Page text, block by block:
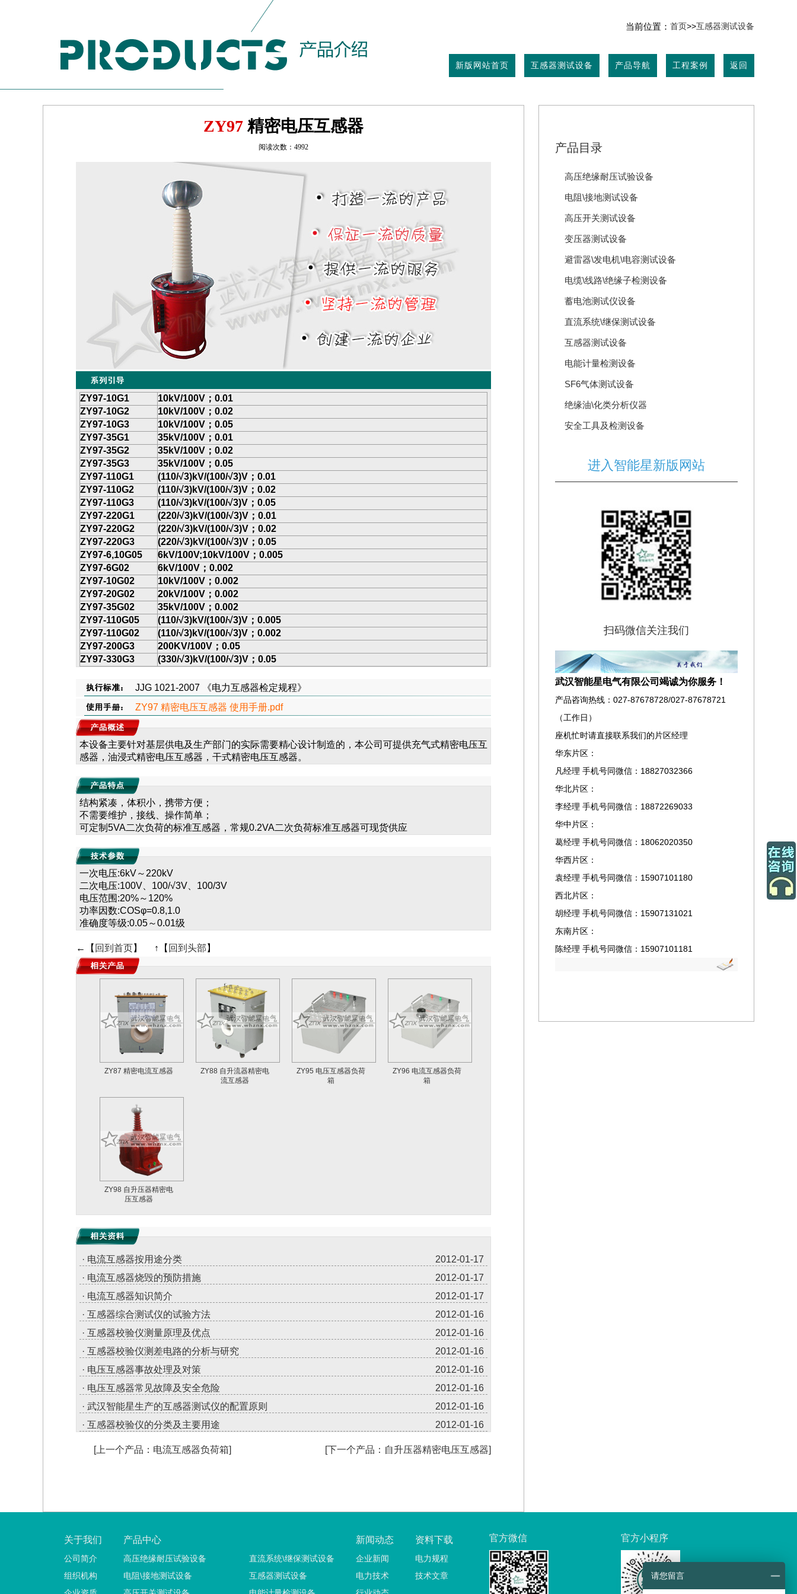
当前位置： 首页>>互感器测试设备
新版网站首页 互感器测试设备 产品导航 工程案例 返回
ZY97精密电压互感器
阅读次数：4992
ZY97-10G1 10kV/100V； 0.01
ZY97-10G2
10kV/100V； 0.02
ZY97-10G3
10kV/100V； 0.05
ZY97-35G1
35kV/100V； 0.01
ZY97-35G2
35kV/100V； 0.02
ZY97-35G3
35kV/100V； 0.05
ZY97-110G1
(110/√3)kV/(100/√3)V；0.01
ZY97-110G2
(110/√3)kV/(100/√3)V；0.02
ZY97-110G3
(110/√3)kV/(100/√3)V；0.05
ZY97-220G1
(220/√3)kV/(100/√3)V；0.01
ZY97-220G2
(220/√3)kV/(100/√3)V；0.02
ZY97-220G3
(220/√3)kV/(100/√3)V；0.05
ZY97-6,10G05
6kV/100V;10kV/100V； 0.005
ZY97-6G02
6kV/100V； 0.002
ZY97-10G02
10kV/100V； 0.002
ZY97-20G02
20kV/100V； 0.002
ZY97-35G02
35kV/100V； 0.002
ZY97-110G05
(110/√3)kV/(100/√3)V；0.005
ZY97-110G02
(110/√3)kV/(100/√3)V；0.002
ZY97-200G3
200KV/100V； 0.05
ZY97-330G3
(330/√3)kV/(100/√3)V；0.05
JJG 1021-2007 《电力互感器检定规程》
ZY97 精密电压互感器 使用手册.pdf
本设备主要针对基层供电及生产部门的实际需要精心设计制造的，本公司可提供充气式精密电压互
感器，油浸式精密电压互感器，干式精密电压互感器。
结构紧凑，体积小，携带方便；
不需要维护，接线、操作简单；
可定制5VA二次负荷的标准互感器，常规0.2VA二次负荷标准互感器可现货供应
一次电压:6kV～220kV
二次电压:100V、100/√3V、100/3V
电压范围:20%～120%
功率因数:COSφ=0.8,1.0
准确度等级:0.05～0.01级
←【 回到首页】 ↑【 回到头部 】
ZY87 精密电流互感器
ZY88 自升流器精密电
流互感器
ZY95 电压互感器负荷
箱
ZY96 电流互感器负荷
箱
ZY98 自升压器精密电
压互感器
· 电流互感器按用途分类
2012-01-17
· 电流互感器烧毁的预防措施
2012-01-17
· 电流互感器知识简介
2012-01-17
· 互感器综合测试仪的试验方法
2012-01-16
· 互感器校验仪测量原理及优点
2012-01-16
· 互感器校验仪测差电路的分析与研究
2012-01-16
· 电压互感器事故处理及对策
2012-01-16
· 电压互感器常见故障及安全危险
2012-01-16
· 武汉智能星生产的互感器测试仪的配置原则
2012-01-16
· 互感器校验仪的分类及主要用途
2012-01-16
[上一个产品：电流互感器负荷箱] [下一个产品：自升压器精密电压互感器]
产品目录
高压绝缘耐压试验设备
电阻\接地测试设备
高压开关测试设备
变压器测试设备
避雷器\发电机\电容测试设备
电缆\线路\绝缘子检测设备
蓄电池测试仪设备
直流系统\继保测试设备
互感器测试设备
电能计量检测设备
SF6气体测试设备
绝缘油\化类分析仪器
安全工具及检测设备
进入智能星新版网站
扫码微信关注我们
武汉智能星电气有限公司竭诚为你服务！
产品咨询热线：027-87678728/027-87678721
（工作日）
座机忙时请直接联系我们的片区经理
华东片区：
凡经理 手机号同微信：18827032366
华北片区：
李经理 手机号同微信：18872269033
华中片区：
葛经理 手机号同微信：18062020350
华西片区：
袁经理 手机号同微信：15907101180
西北片区：
胡经理 手机号同微信：15907131021
东南片区：
陈经理 手机号同微信：15907101181
关于我们
公司简介
组织机构
产品中心
高压绝缘耐压试验设备
电阻\接地测试设备
直流系统\继保测试设备
互感器测试设备
新闻动态
企业新闻
电力技术
资料下载
电力规程
技术文章
官方微信 官方小程序
请您留言